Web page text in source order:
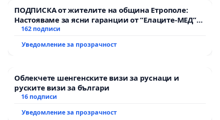
ПОДПИСКА от жителите на община Етрополе:
Настояваме за ясни гаранции от “Елаците-МЕД”
АД и от държавата, че ще се изпълнят всички
162 подписи
Уведомление за прозрачност
Облекчете шенгенските визи за руснаци и
руските визи за българи
16 подписи
Уведомление за прозрачност